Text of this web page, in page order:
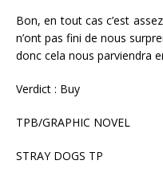
Bon, en tout cas c’est
n’ont pas fini de nous
donc cela nous parviendra
Verdict : Buy
TPB/GRAPHIC NOVEL
STRAY DOGS TP